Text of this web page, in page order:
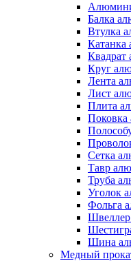
Балка
Втулка
Катанка
Круг
Лента
Лист
Плита
Поковка
Сетка
Тавр
Труба
Уголок
Фольга
Шина
Медный